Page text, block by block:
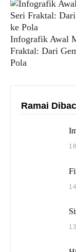
Infografik Awal
Fraktal: Dari
Pola
Ramai